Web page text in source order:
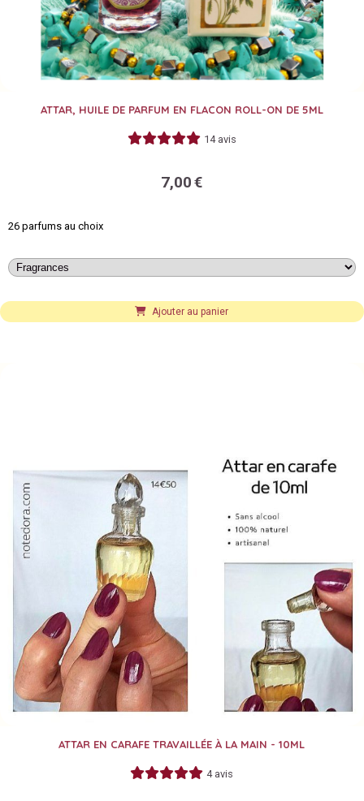
ATTAR, HUILE DE PARFUM EN FLACON ROLL-ON DE 5ML
14 avis
7,00€
26 parfums au choix
Ajouter au panier
ATTAR EN CARAFE TRAVAILLÉE À LA MAIN - 10ML
4 avis